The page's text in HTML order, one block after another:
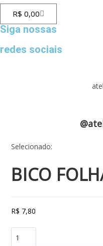
R$ 0,00
Siga nossas
redes sociais
Selecionado:
BICO
R$ 7,80